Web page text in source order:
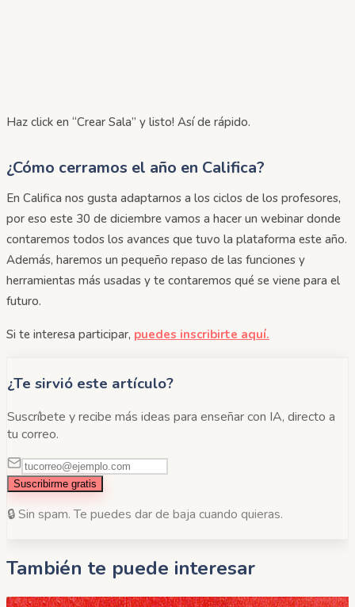
Haz click en “Crear Sala” y listo! Así de rápido.
¿Cómo cerramos el año en Califica?
En Califica nos gusta adaptarnos a los ciclos de los profesores,
por eso este 30 de diciembre vamos a hacer un webinar donde
contaremos todos los avances que tuvo la plataforma este año.
Además, haremos un pequeño repaso de las funciones y
herramientas más usadas y te contaremos qué se viene para el
futuro.
Si te interesa participar, puedes inscribirte aquí.
¿Te sirvió este artículo?
Suscríbete y recibe más ideas para enseñar con IA, directo a
tu correo.
Suscribirme gratis
🔒 Sin spam. Te puedes dar de baja cuando quieras.
También te puede interesar